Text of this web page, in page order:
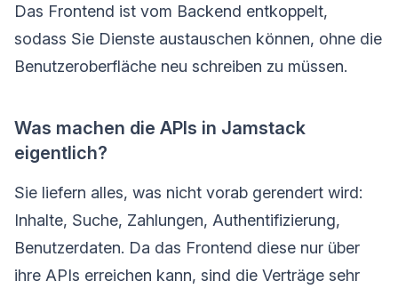
Das Frontend ist vom Backend entkoppelt,
sodass Sie Dienste austauschen können, ohne die
Benutzeroberfläche neu schreiben zu müssen.
Was machen die APIs in Jamstack
eigentlich?
Sie liefern alles, was nicht vorab gerendert wird:
Inhalte, Suche, Zahlungen, Authentifizierung,
Benutzerdaten. Da das Frontend diese nur über
ihre APIs erreichen kann, sind die Verträge sehr